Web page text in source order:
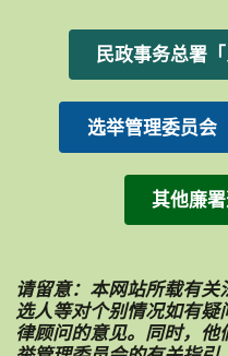
民政事务总署
选举管理委员会
其他廉
请留意：本网站所载有
选人等对个别情况如有
律顾问的意见。同时，